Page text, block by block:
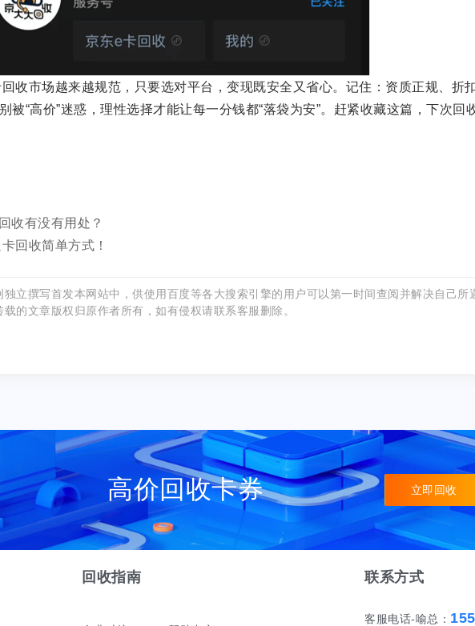
市场越来越规范，只要选对平台，变现既安全又省心。记住：资质正规、折
被“高价”迷惑，理性选择才能让每一分钱都“落袋为安”。赶紧收藏这篇，下次回
收有没有用处？
回收简单方式！
立撰写首发本网站中，供使用百度等各大搜索引擎的用户可以第一时间查阅并解决自己所
的文章版权归原作者所有，如有侵权请联系客服删除。
高价回收卡券 立即回收
回收指南 联系方式
客服电话-喻总：